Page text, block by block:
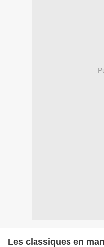
Les classiques en